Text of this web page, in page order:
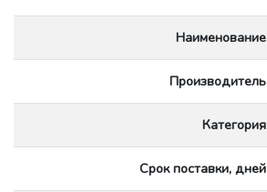
Наименование
Производитель
Категория
Срок поставки, дней